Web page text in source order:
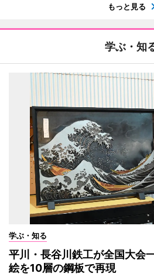
もっと見る
学ぶ・知
学ぶ・知る
平川・長谷川鉄工が全国大
絵を10層の鋼板で再現